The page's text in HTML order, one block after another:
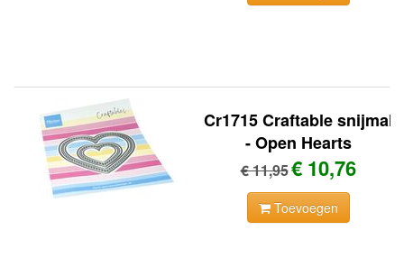
Cr1715 Craftable snijmal
- Open Hearts
€ 11,95€ 10,76
Toevoegen